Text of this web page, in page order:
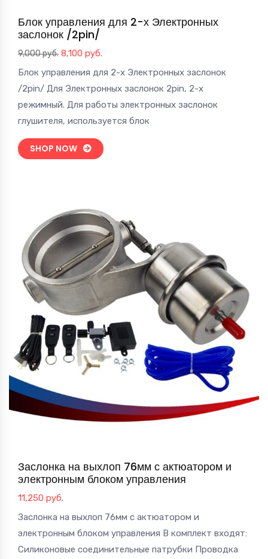
Блок управления для 2-х Электронных
заслонок /2pin/
9,000руб. Первоначальная
цена
составляла
9,000 руб..
8,100 руб.
цена:
8,100 руб..
Блок управления для 2-х Электронных заслонок
/2pin/ Для Электронных заслонок 2pin, 2-х
режимный. Для работы электронных заслонок
глушителя, используется блок
SHOP NOW
Заслонка на выхлоп 76мм с актюатором и
электронным блоком управления
11,250 руб.
Заслонка на выхлоп 76мм с актюатором и
электронным блоком управления В комплект входят:
Силиконовые соединительные патрубки Проводка